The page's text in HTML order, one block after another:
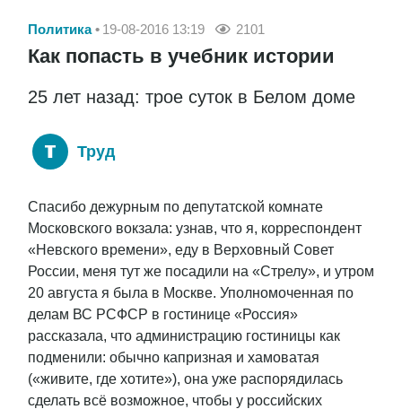
Политика 19-08-2016 13:19 2101
Как попасть в учебник истории
25 лет назад: трое суток в Белом доме
Труд
Спасибо дежурным по депутатской комнате
Московского вокзала: узнав, что я, корреспондент
«Невского времени», еду в Верховный Совет
России, меня тут же посадили на «Стрелу», и утром
20 августа я была в Москве. Уполномоченная по
делам ВС РСФСР в гостинице «Россия»
рассказала, что администрацию гостиницы как
подменили: обычно капризная и хамоватая
(«живите, где хотите»), она уже распорядилась
сделать всё возможное, чтобы у российских